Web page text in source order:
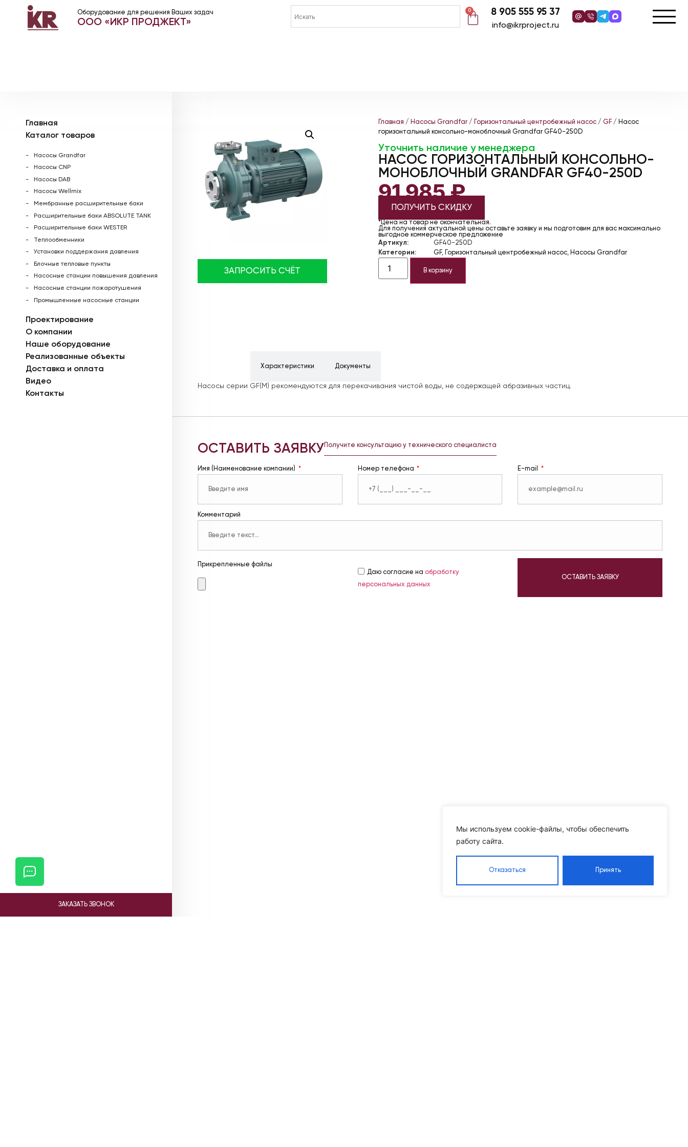
Мы используем cookie-файлы, чтобы обеспечить
работу сайта.
Отказаться Принять
Оборудование для решения Ваших задач
ООО «ИКР ПРОДЖЕКТ»
0 8 905 555 95 37
info@ikrproject.ru
Главная
Каталог товаров
Насосы Grandfar
Насосы CNP
Насосы DAB
Насосы Wellmix
Мембранные расширительные баки
Расширительные баки ABSOLUTE TANK
Расширительные баки WESTER
Теплообменники
Установки поддержания давления
Блочные тепловые пункты
Насосные станции повышения давления
Насосные станции пожаротушения
Промышленные насосные станции
Проектирование
О компании
Наше оборудование
Реализованные объекты
Доставка и оплата
Видео
Контакты
ЗАКАЗАТЬ ЗВОНОК
ЗАПРОСИТЬ СЧЁТ
Главная / Насосы Grandfar/ Горизонтальный центробежный насос/ GF/ Насос
горизонтальный консольно-моноблочный Grandfar GF40-250D
Уточнить наличие у менеджера
НАСОС ГОРИЗОНТАЛЬНЫЙ КОНСОЛЬНО-
МОНОБЛОЧНЫЙ GRANDFAR GF40-250D
91 985₽
ПОЛУЧИТЬ СКИДКУ
*Цена на товар не окончательная.
Для получения актуальной цены оставьте заявку и мы подготовим для вас максимально
выгодное коммерческое предложение
Артикул:
GF40-250D
Категории:
GF, Горизонтальный центробежный насос, Насосы Grandfar
В корзину
Характеристики Документы
Насосы серии GF(M) рекомендуются для перекачивания чистой воды, не содержащей абразивных частиц.
ОСТАВИТЬ ЗАЯВКУ Получите консультацию у технического специалиста
Имя (Наименование компании) Номер телефона E-mail
Комментарий
Прикрепленные файлы
Даю согласие на обработку
персональных данных
ОСТАВИТЬ ЗАЯВКУ